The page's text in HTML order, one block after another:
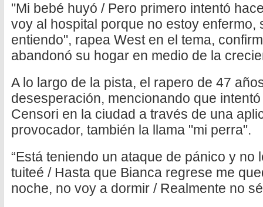
"Mi bebé huyó / Pero primero intentó
voy al hospital porque no estoy enfermo,
entiendo", rapea West en el tema,
abandonó su hogar en medio de la
A lo largo de la pista, el rapero de 47
desesperación, mencionando que
Censori en la ciudad a través de una
provocador, también la llama "mi perra".
“Está teniendo un ataque de pánico y no
tuiteé / Hasta que Bianca regrese me
noche, no voy a dormir / Realmente no